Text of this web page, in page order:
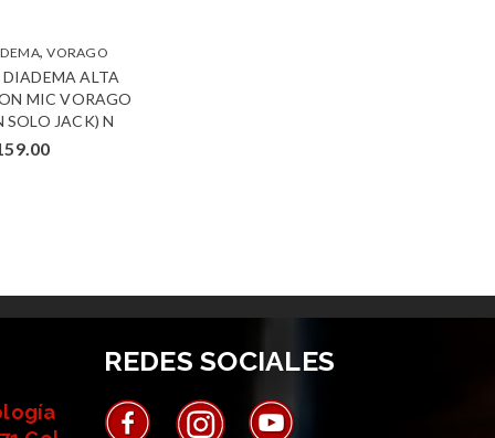
,VORAGO
ALTA
MIC VORAGO
SOLO JACK) N
REDES SOCIALES